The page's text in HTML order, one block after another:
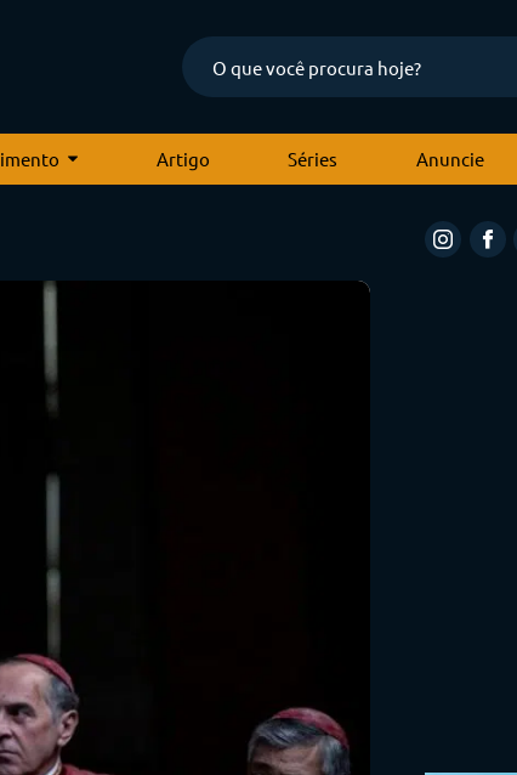
Artigo Séries Anuncie